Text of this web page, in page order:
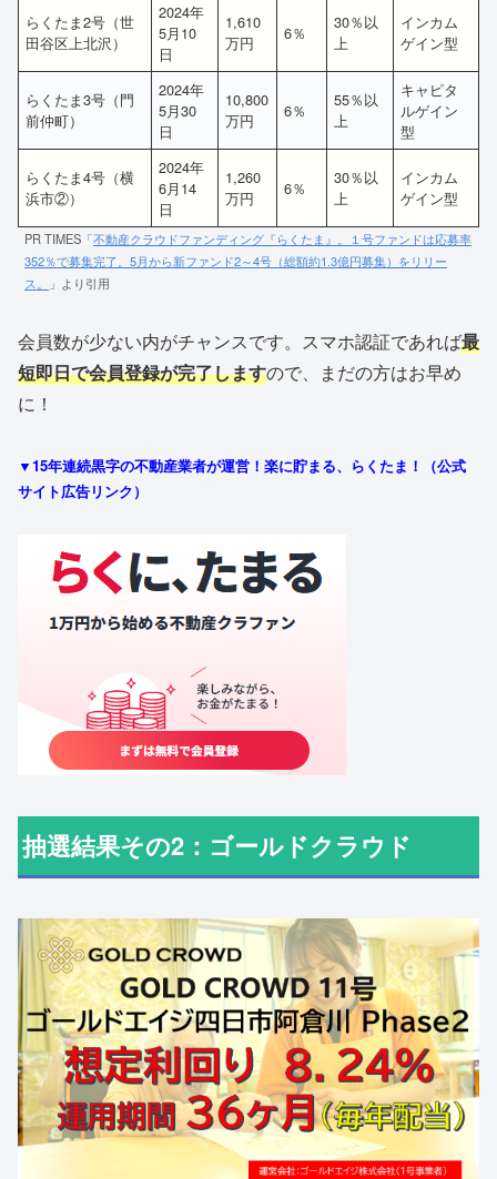
らくたま2号（世
田谷区上北沢）
2024年
5月10
日
1,610
万円
6％
30％以
上
インカム
ゲイン型
らくたま3号（門
前仲町）
2024年
5月30
日
10,800
万円
6％
55％以
上
キャピタ
ルゲイン
型
らくたま4号（横
浜市②）
2024年
6月14
日
1,260
万円
6％
30％以
上
インカム
ゲイン型
PR TIMES「不動産クラウドファンディング『らくたま』。１号ファンドは応募率
352％で募集完了。5月から新ファンド2～4号（総額約1.3億円募集）をリリー
ス。
」より引用
会員数が少ない内がチャンスです。スマホ認証であれば最
短即日で会員登録が完了しますので、まだの方はお早め
に！
▼15年連続黒字の不動産業者が運営！楽に貯まる、らくたま！（公式
サイト広告リンク）
抽選結果その2：ゴールドクラウド